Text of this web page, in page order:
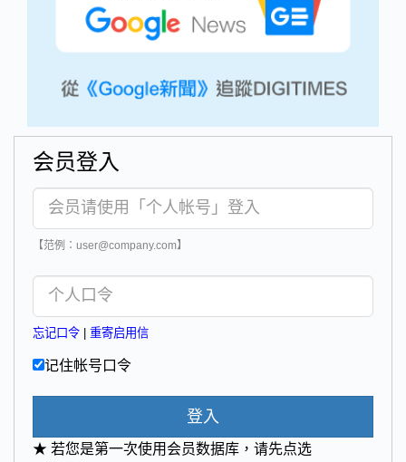
会员登入
【范例：user@company.com】
忘记口令 重寄启用信
记住帐号口令
登入
★ 若您是第一次使用会员数据库，请先点选